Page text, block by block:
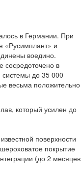
в Германии. При
«Русимплант» и
воедино.
сосредоточено в
системы до 35 000
весьма положительно
который усилен до
поверхности
покрытие
(до 2 месяцев